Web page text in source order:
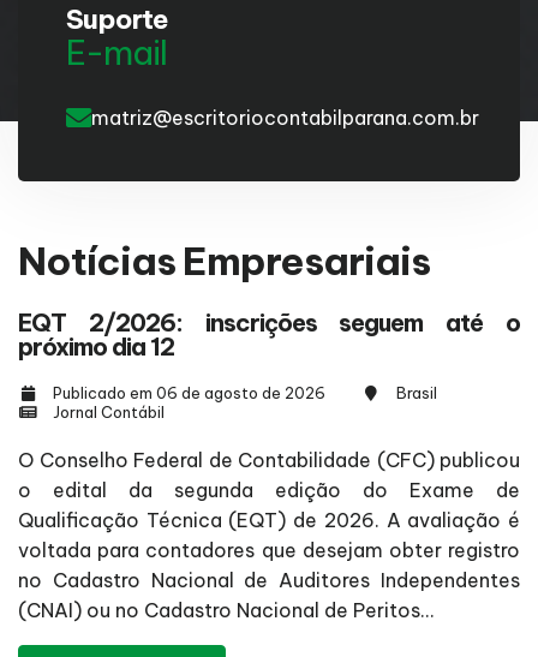
Suporte
E-mail
matriz@escritoriocontabilparana.com.br
Notícias Empresariais
EQT 2/2026: inscrições seguem até o
próximo dia 12
Publicado em 06 de agosto de 2026
Brasil
Jornal Contábil
O Conselho Federal de Contabilidade (CFC) publicou
o edital da segunda edição do Exame de
Qualificação Técnica (EQT) de 2026. A avaliação é
voltada para contadores que desejam obter registro
no Cadastro Nacional de Auditores Independentes
(CNAI) ou no Cadastro Nacional de Peritos...